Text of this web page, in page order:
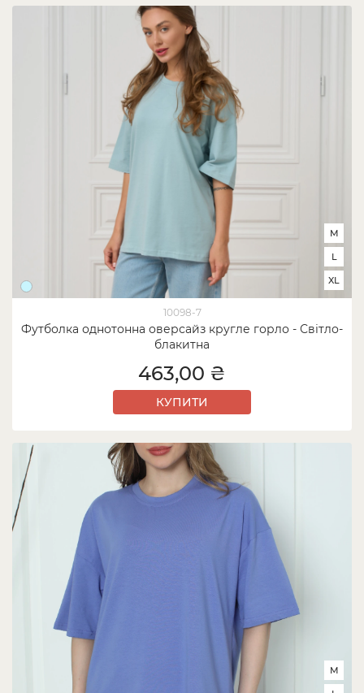
10098-7
Футболка однотонна оверсайз кругле горло - Світло-
блакитна
M
L
XL
463,00 ₴
КУПИТИ
M